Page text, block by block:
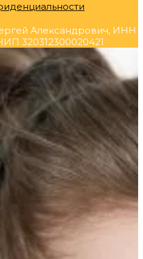
Александрович, ИНН
320312300020421